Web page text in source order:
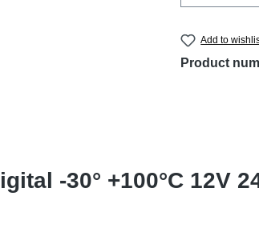
Add to
Product
-30° +100°C 12V